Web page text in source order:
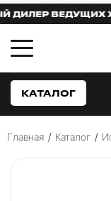
ВЕДУЩИХ
КАТАЛОГ
Главная / Каталог /